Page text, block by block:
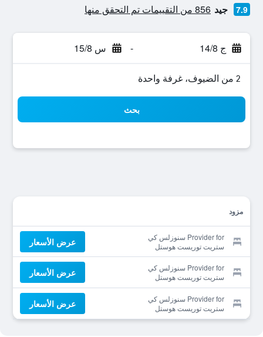
7.9 جيد 856 من التقييمات تم التحقق منها
ج 14/8 - س 15/8
2 من الضيوف، غرفة واحدة
بحث
مزود
Provider for سنوزلس كي
ستريت توريست هوستل
عرض الأسعار
Provider for سنوزلس كي
ستريت توريست هوستل
عرض الأسعار
Provider for سنوزلس كي
ستريت توريست هوستل
عرض الأسعار